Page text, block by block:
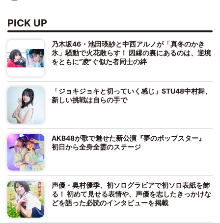
PICK UP
乃木坂46・池田瑛紗と中西アルノが「真冬のかき
氷」騒動で火花散らす！ 因縁の裏にあるのは、逆境
をともに“凌”ぐ似た者同士の絆
「ジョキジョキと切っていく感じ」STU48中村舞、
新しい挑戦は自らの手で
AKB48が歌で魅せた新公演『夢のポップスター』
初日から全身全霊のステージ
声優・奥村優季、初ソログラビアで初ソロ表紙を飾
る！ 初めて見せる表情や、声優を志したきっかけな
どを語った必読のインタビューを掲載